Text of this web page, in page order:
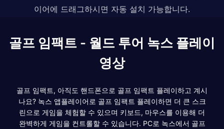
이어에 드래그하시면 자동 설치 가능합니다.
골프 임팩트 - 월드 투어 녹스 플레이
영상
골프 임팩트, 아직도 핸드폰으로 골프 임팩트 플레이하고 계시
나요? 녹스 앱플레이어로 골프 임팩트 플레이하면 더 큰 스크
린으로 게임을 체험할 수 있으며 키보드, 마우스를 이용해 더
완벽하게 게임을 컨트롤할 수 있습니다. PC로 녹스에서 골프